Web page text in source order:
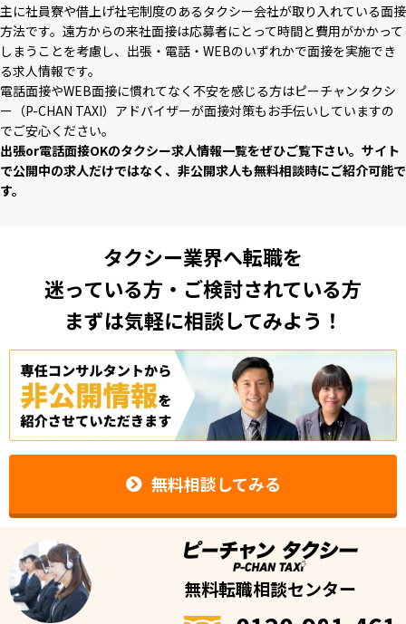
主に社員寮や借上げ社宅制度のあるタクシー会社が取り⼊れている⾯接
⽅法です。遠⽅からの来社⾯接は応募者にとって時間と費⽤がかかって
しまうことを考慮し、出張・電話・WEBのいずれかで⾯接を実施でき
る求⼈情報です。
電話⾯接やWEB⾯接に慣れてなく不安を感じる⽅はピーチャンタクシ
ー（P-CHAN TAXI）アドバイザーが⾯接対策もお⼿伝いしていますの
でご安⼼ください。
出張or電話⾯接OKのタクシー求⼈情報⼀覧をぜひご覧下さい。サイト
で公開中の求⼈だけではなく、⾮公開求⼈も無料相談時にご紹介可能で
す。
タクシー業界へ転職を
迷っている方・ご検討されている方
まずは気軽に相談してみよう！
無料相談してみる
無料転職相談センター